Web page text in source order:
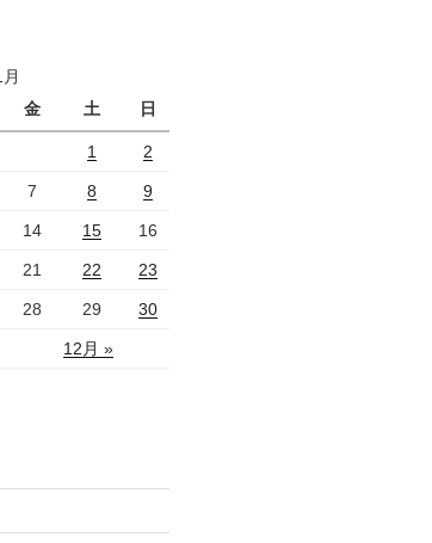
金 土 日
12月 »
1 2
7 8 9
14 15 16
21 22 23
28 29 30